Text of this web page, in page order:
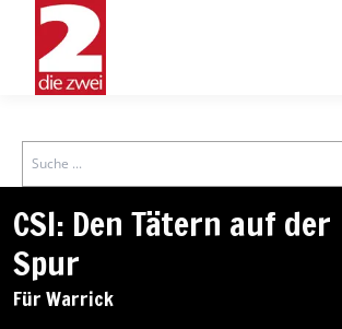
Search
CSI: Den Tätern auf der
Spur
Für Warrick